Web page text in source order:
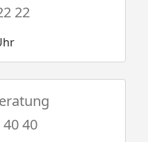
22
40